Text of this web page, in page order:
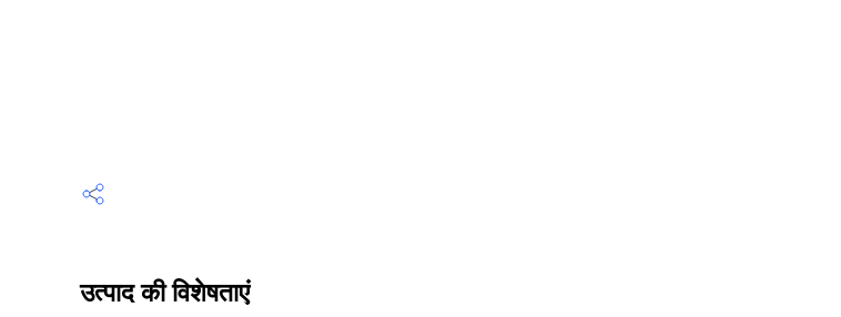
उत्पाद की विशेषताएं